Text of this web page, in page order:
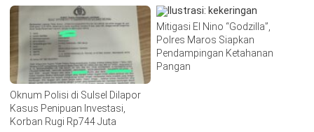
Oknum Polisi di Sulsel Dilapor
Kasus Penipuan Investasi,
Korban Rugi Rp744 Juta
Mitigasi El Nino “Godzilla”,
Polres Maros Siapkan
Pendampingan Ketahanan
Pangan